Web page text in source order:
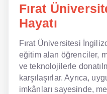
Fırat
Hayatı
Fırat Üniversitesi
eğitim alan öğrenciler,
ve teknolojilerle
karşılaşırlar. Ayrıca,
imkânları sayesinde,